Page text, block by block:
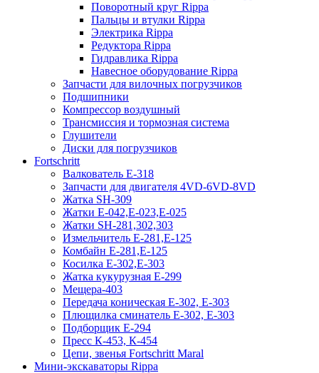
Поворотный круг Rippa
Пальцы и втулки Rippa
Электрика Rippa
Редуктора Rippa
Гидравлика Rippa
Навесное оборудование Rippa
Запчасти для вилочных погрузчиков
Подшипники
Компрессор воздушный
Трансмиссия и тормозная система
Глушители
Диски для погрузчиков
Fortschritt
Валкователь Е-318
Запчасти для двигателя 4VD-6VD-8VD
Жатка SH-309
Жатки Е-042,Е-023,Е-025
Жатки SH-281,302,303
Измельчитель Е-281,Е-125
Комбайн Е-281,Е-125
Косилка Е-302,Е-303
Жатка кукурузная Е-299
Мещера-403
Передача коническая Е-302, Е-303
Плющилка сминатель Е-302, Е-303
Подборщик Е-294
Пресс К-453, К-454
Цепи, звенья Fortschritt Maral
Мини-экскаваторы Rippa